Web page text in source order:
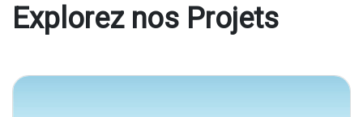
Explorez nos Projets